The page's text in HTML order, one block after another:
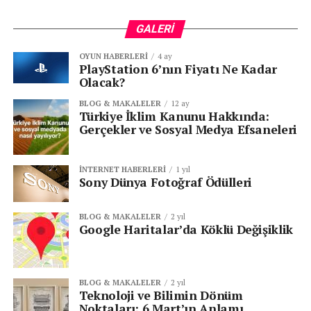
sınırlamak için belirli bir zaman dilimi belirlemek
ve bu süreye sadık kalmak önemlidir.
Ekran Süresi Takibi:Ekran süresini takip eden
uygulamalar kullanarak, ne kadar zaman
harcandığını görmek ve gerektiğinde kısıtlamalar
getirmek faydalı olabilir.
Teknoloji Detoksu:Belirli aralıklarla teknoloji
detoksu yapmak, dijital cihazlardan uzaklaşmak
ve gerçek dünya ile yeniden bağlantı kurmak için
etkili bir yöntemdir.
Aktif Katılım:
sosyal aktivitelere aktif olarak katılmak,
teknolojiye olan bağımlılığı azaltabilir.
GALERI
OYUN HABERLERI 4 ay
PlayStation 6’nın Fiyatı Ne Kadar
Olacak?
BLOG & MAKALELER 12 ay
Türkiye İklim Kanunu Hakkında:
Gerçekler ve Sosyal Medya Efsaneleri
İNTERNET HABERLERI 1 yıl
Sony Dünya Fotoğraf Ödülleri
BLOG & MAKALELER 2 yıl
Google Haritalar’da Köklü Değişiklik
BLOG & MAKALELER 2 yıl
Teknoloji ve Bilimin Dönüm